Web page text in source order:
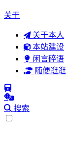
关于
关于本人
本站建设
闲言碎语
随便逛逛
搜索